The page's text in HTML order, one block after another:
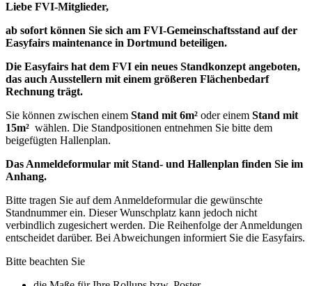
Liebe FVI-Mitglieder,
ab sofort können Sie sich am FVI-Gemeinschaftsstand auf der
Easyfairs maintenance in Dortmund beteiligen.
Die Easyfairs hat dem FVI ein neues Standkonzept angeboten,
das auch Ausstellern mit einem größeren Flächenbedarf
Rechnung trägt.
Sie können zwischen einem Stand mit 6m² oder einem Stand mit
15m² wählen. Die Standpositionen entnehmen Sie bitte dem
beigefügten Hallenplan.
Das Anmeldeformular mit Stand- und Hallenplan finden Sie im
Anhang.
Bitte tragen Sie auf dem Anmeldeformular die gewünschte
Standnummer ein. Dieser Wunschplatz kann jedoch nicht
verbindlich zugesichert werden. Die Reihenfolge der Anmeldungen
entscheidet darüber. Bei Abweichungen informiert Sie die Easyfairs.
Bitte beachten Sie